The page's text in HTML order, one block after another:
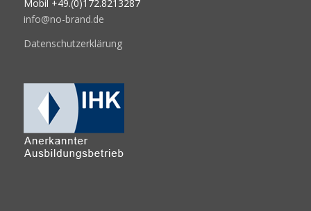
Mobil +49.(0)172.8213287
info@no-brand.de
Datenschutzerklärung